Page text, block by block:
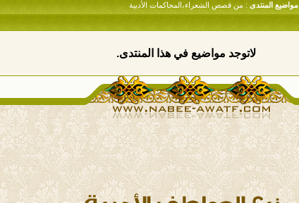
مواضيع المنتدى : من قصص الشعراء،المحاكمات الأدبية
لاتوجد مواضيع في هذا المنتدى.